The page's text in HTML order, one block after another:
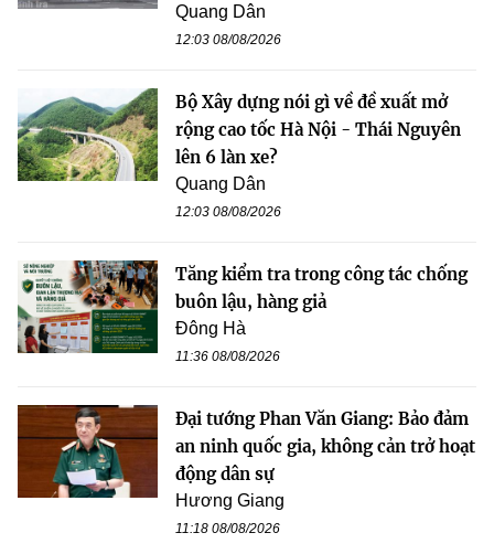
Quang Dân
12:03 08/08/2026
Bộ Xây dựng nói gì về đề xuất mở
rộng cao tốc Hà Nội - Thái Nguyên
lên 6 làn xe?
Quang Dân
12:03 08/08/2026
Tăng kiểm tra trong công tác chống
buôn lậu, hàng giả
Đông Hà
11:36 08/08/2026
Đại tướng Phan Văn Giang: Bảo đảm
an ninh quốc gia, không cản trở hoạt
động dân sự
Hương Giang
11:18 08/08/2026